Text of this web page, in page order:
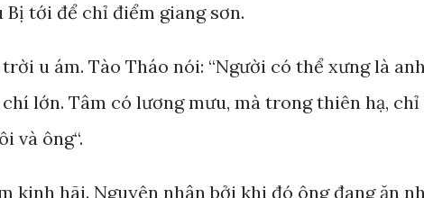
tới để chỉ điểm giang sơn.
u ám. Tào Tháo nói: “Người có thể xưng là
lớn. Tâm có lương mưu, mà trong thiên hạ, chỉ
và ông“.
kinh hãi. Nguyên nhân bởi khi đó ông đang ăn